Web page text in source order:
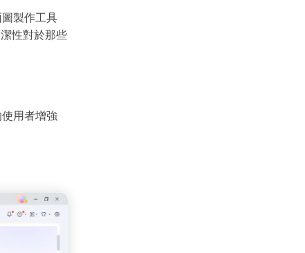
製作工具
性對於那些
用者增強